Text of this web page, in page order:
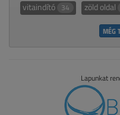
vitaindító 34 zöld oldal
MÉG
Lapunkat